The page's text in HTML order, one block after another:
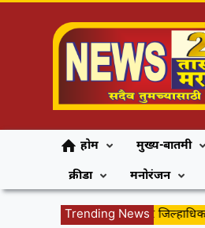
होम मुख्य-बातमी
क्रीडा
मनोरंजन
Trending News
दहावी परीक्षेच्या पार्श्वभूमीवर